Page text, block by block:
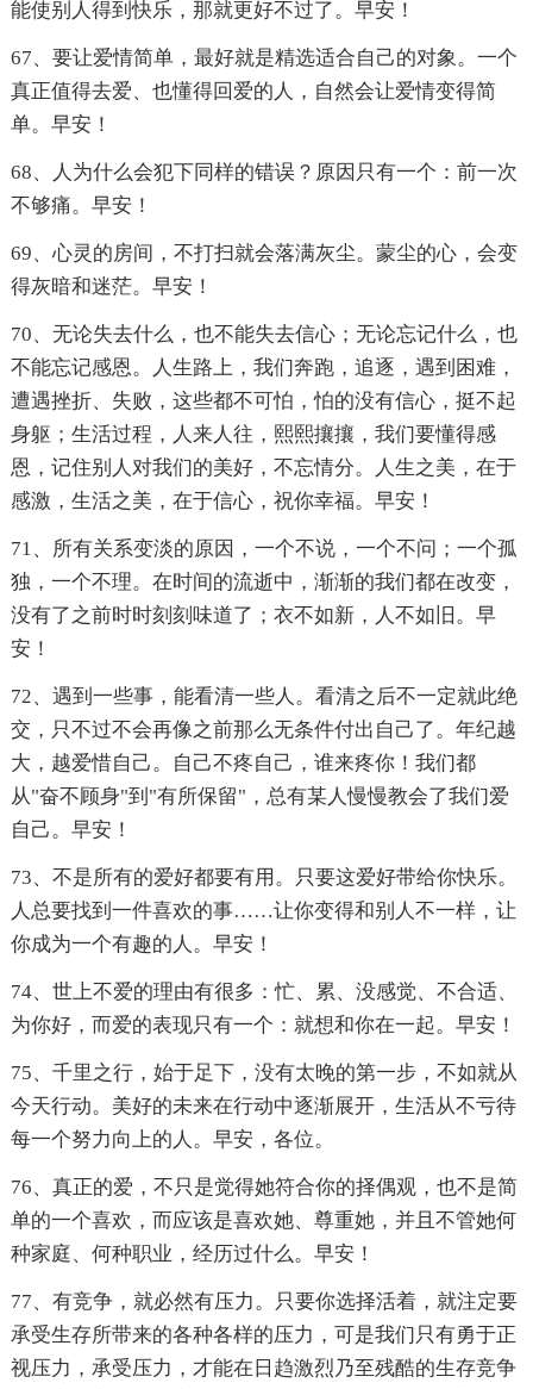
能使别人得到快乐，那就更好不过了。早安！
67、要让爱情简单，最好就是精选适合自己的对象。一个
真正值得去爱、也懂得回爱的人，自然会让爱情变得简
单。早安！
68、人为什么会犯下同样的错误？原因只有一个：前一次
不够痛。早安！
69、心灵的房间，不打扫就会落满灰尘。蒙尘的心，会变
得灰暗和迷茫。早安！
70、无论失去什么，也不能失去信心；无论忘记什么，也
不能忘记感恩。人生路上，我们奔跑，追逐，遇到困难，
遭遇挫折、失败，这些都不可怕，怕的没有信心，挺不起
身躯；生活过程，人来人往，熙熙攘攘，我们要懂得感
恩，记住别人对我们的美好，不忘情分。人生之美，在于
感激，生活之美，在于信心，祝你幸福。早安！
71、所有关系变淡的原因，一个不说，一个不问；一个孤
独，一个不理。在时间的流逝中，渐渐的我们都在改变，
没有了之前时时刻刻味道了；衣不如新，人不如旧。早
安！
72、遇到一些事，能看清一些人。看清之后不一定就此绝
交，只不过不会再像之前那么无条件付出自己了。年纪越
大，越爱惜自己。自己不疼自己，谁来疼你！我们都
从"奋不顾身"到"有所保留"，总有某人慢慢教会了我们爱
自己。早安！
73、不是所有的爱好都要有用。只要这爱好带给你快乐。
人总要找到一件喜欢的事……让你变得和别人不一样，让
你成为一个有趣的人。早安！
74、世上不爱的理由有很多：忙、累、没感觉、不合适、
为你好，而爱的表现只有一个：就想和你在一起。早安！
75、千里之行，始于足下，没有太晚的第一步，不如就从
今天行动。美好的未来在行动中逐渐展开，生活从不亏待
每一个努力向上的人。早安，各位。
76、真正的爱，不只是觉得她符合你的择偶观，也不是简
单的一个喜欢，而应该是喜欢她、尊重她，并且不管她何
种家庭、何种职业，经历过什么。早安！
77、有竞争，就必然有压力。只要你选择活着，就注定要
承受生存所带来的各种各样的压力，可是我们只有勇于正
视压力，承受压力，才能在日趋激烈乃至残酷的生存竞争